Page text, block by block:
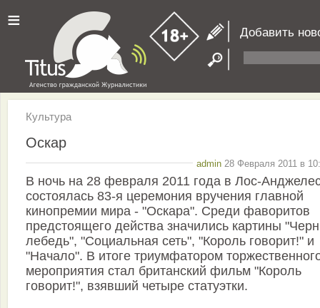
≡ Добавить
Культура
Оскар
admin 28 Февраля 2011 в
В ночь на 28 февраля 2011 года в Лос-
состоялась 83-я церемония вручения главной
кинопремии мира - "Оскара". Среди фаворитов
предстоящего действа значились картины
лебедь", "Социальная сеть", "Король говорит!" и
"Начало". В итоге триумфатором
мероприятия стал британский фильм "Король
говорит!", взявший четыре статуэтки.